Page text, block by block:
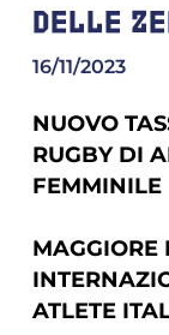
DELLE
16/11/2023
NUOVO
RUGBY DI
FEMMINILE
MAGGIORE
ATLETE